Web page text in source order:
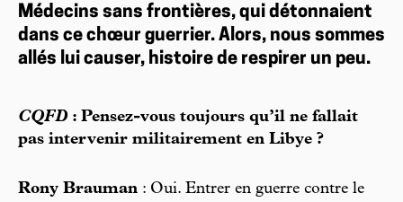
Médecins sans frontières, qui détonnaient
dans ce chœur guerrier. Alors, nous sommes
allés lui causer, histoire de respirer un peu.
CQFD: Pensez-vous toujours qu’il ne fallait
pas intervenir militairement en Libye ?
Rony Brauman : Oui. Entrer en guerre contre le